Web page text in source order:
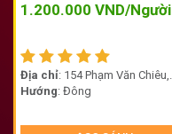
1.200.000 VND/Người
Địa chỉ: 154 Phạm Văn Chiêu,
Phường 9, Quận Gò Vấp
Hướng : Đông